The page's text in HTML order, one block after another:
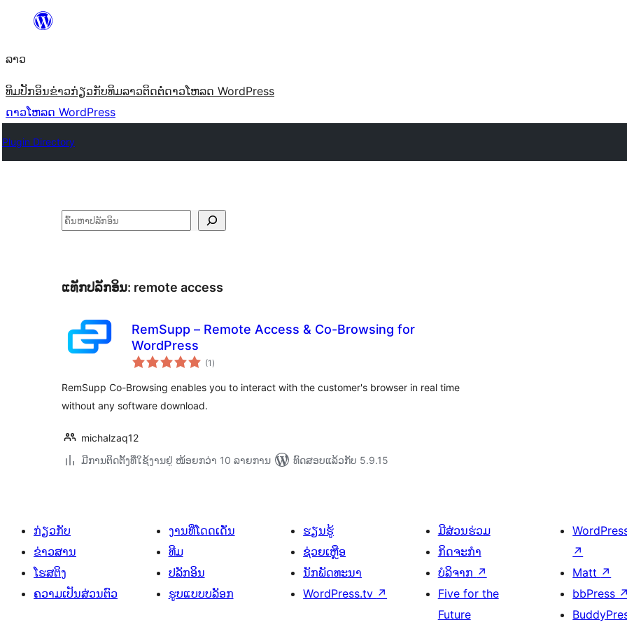
ທີ່
ເນື້ອຫາ
ລາວ
ທິມປັກອິນຂ່າວກ່ຽວກັບທິມລາວຕິດຕໍ່ດາວໂຫລດ WordPress
ດາວໂຫລດ WordPress
Plugin Directory
ຄົ້ນຫາ
ແທັກປລັກອິນ: remote access
RemSupp – Remote Access & Co-Browsing for
WordPress
(1 ຄະແນນ
ທັງໝົດ
)
RemSupp Co-Browsing enables you to interact with the customer's browser in real time
without any software download.
michalzaq12
ມີການຕິດຕັ້ງທີ່ໃຊ້ງານຢູ່ ໜ້ອຍກວ່າ 10 ລາຍການ
ທົດສອບແລ້ວກັບ 5.9.15
ກ່ຽວກັບ
ຂ່າວສານ
ໂຮສຕິງ
ຄວາມເປັນສ່ວນຕົວ
ງານທີ່ໂດດເດັ່ນ
ທີມ
ປລັກອິນ
ຮູບແບບບລັອກ
ຮຽນຮູ້
ຊ່ວຍເຫຼືອ
ນັກພັດທະນາ
WordPress.tv ↗
ມີສ່ວນຮ່ວມ
ກິດຈະກຳ
ບໍລິຈາກ ↗
Five for the
Future
↗
Matt ↗
bbPress ↗